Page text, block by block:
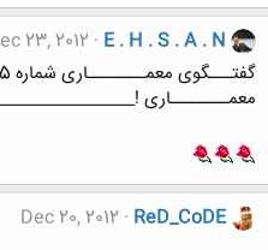
E . H . S . A . N
23, 2012
معمــــــــاری
ReD_CoDE
Dec 20, 2012